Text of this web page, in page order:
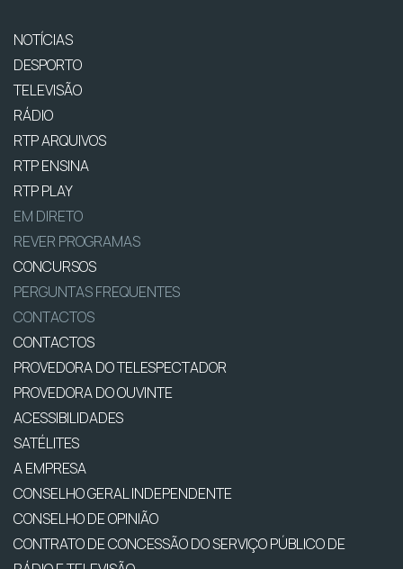
NOTÍCIAS
DESPORTO
TELEVISÃO
RÁDIO
RTP ARQUIVOS
RTP ENSINA
RTP PLAY
EM DIRETO
REVER PROGRAMAS
CONCURSOS
PERGUNTAS FREQUENTES
CONTACTOS
CONTACTOS
PROVEDORA DO TELESPECTADOR
PROVEDORA DO OUVINTE
ACESSIBILIDADES
SATÉLITES
A EMPRESA
CONSELHO GERAL INDEPENDENTE
CONSELHO DE OPINIÃO
CONTRATO DE CONCESSÃO DO SERVIÇO PÚBLICO DE